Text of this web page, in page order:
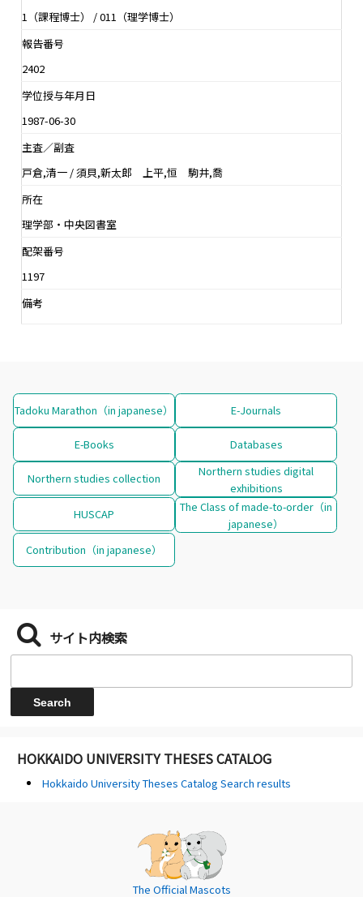
1（課程博士） / 011（理学博士）
報告番号
2402
学位授与年月日
1987-06-30
主査／副査
戸倉,清一 / 須貝,新太郎 上平,恒 駒井,喬
所在
理学部・中央図書室
配架番号
1197
備考
Tadoku Marathon（in japanese） E-Journals
E-Books Databases
Northern studies collection
Northern studies digital
exhibitions
HUSCAP
The Class of made-to-order（in
japanese）
Contribution（in japanese）
サイト内検索
HOKKAIDO UNIVERSITY THESES CATALOG
Hokkaido University Theses Catalog Search results
The Official Mascots